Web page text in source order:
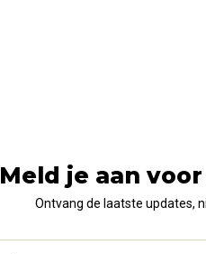
Meld je aan
Ontvang de laatste updates,